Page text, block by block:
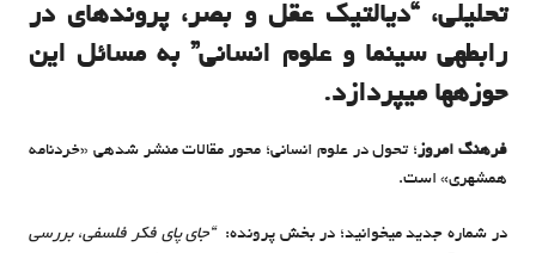
تحلیلی، “دیالتیک عقل و بصر، پرونده‎ای در
رابطه‎ی سینما و علوم انسانی” به مسائل این
حوزه‎ها می‎پردازد.
فرهنگ امروز
؛ تحول در علوم انسانی؛ محور مقالات منشر شده‎ی «خردنامه
همشهری» است.
در شماره جدید می‎خوانید؛ در بخش پرونده:
“جای پای فکر فلسفی، بررسی